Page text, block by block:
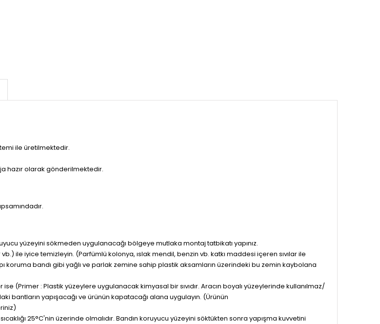
ile üretilmektedir.
hazır olarak gönderilmektedir.
yüzeyini sökmeden uygulanacağı bölgeye mutlaka montaj tatbikatı yapınız.
ile iyice temizleyin. (Parfümlü kolonya, ıslak mendil, benzin vb. katkı maddesi içeren sıvılar ile
bandı gibi yağlı ve parlak zemine sahip plastik aksamların üzerindeki bu zemin kaybolana
(Primer : Plastik yüzeylere uygulanacak kimyasal bir sıvıdır. Aracın boyalı yüzeylerinde kullanılmaz/
bantların yapışacağı ve ürünün kapatacağı alana uygulayın. (Ürünün
25°C'nin üzerinde olmalıdır. Bandın koruyucu yüzeyini söktükten sonra yapışma kuvvetini